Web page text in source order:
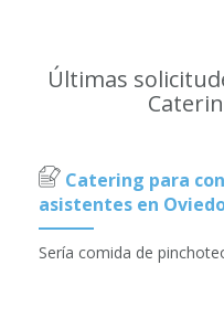
Últimas
Catering para
asistentes en
Sería comida de